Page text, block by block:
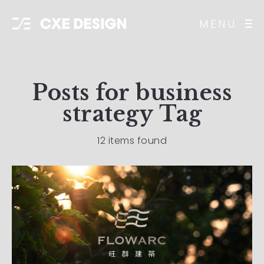
MENU
Posts for business
strategy Tag
12 items found